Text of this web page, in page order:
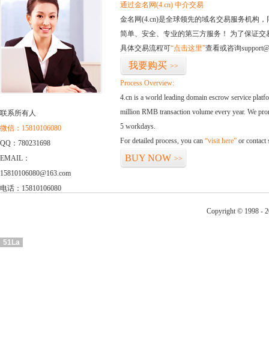
联系所有人
微信：15810106080
QQ：780231698
EMAIL：
15810106080@163.com
电话：15810106080
通过金名网(4.cn) 中介交易
金名网(4.cn)是全球领先的域名交易服务机构
简单、安全、专业的第三方服务！ 为了保证
具体交易流程可“点击这里”查看或咨询
我要购买 >>
Process Overview:
4.cn is a world leading domain escrow service
million RMB transaction volume every year. We
5 workdays.
For detailed process, you can “visit here” or contact
BUY NOW >>
Copyright © 1998 -
51La